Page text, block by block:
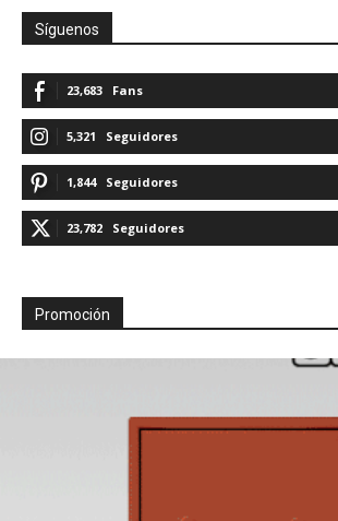
Síguenos
23,683 Fans
5,321 Seguidores
1,844 Seguidores
23,782 Seguidores
Promoción